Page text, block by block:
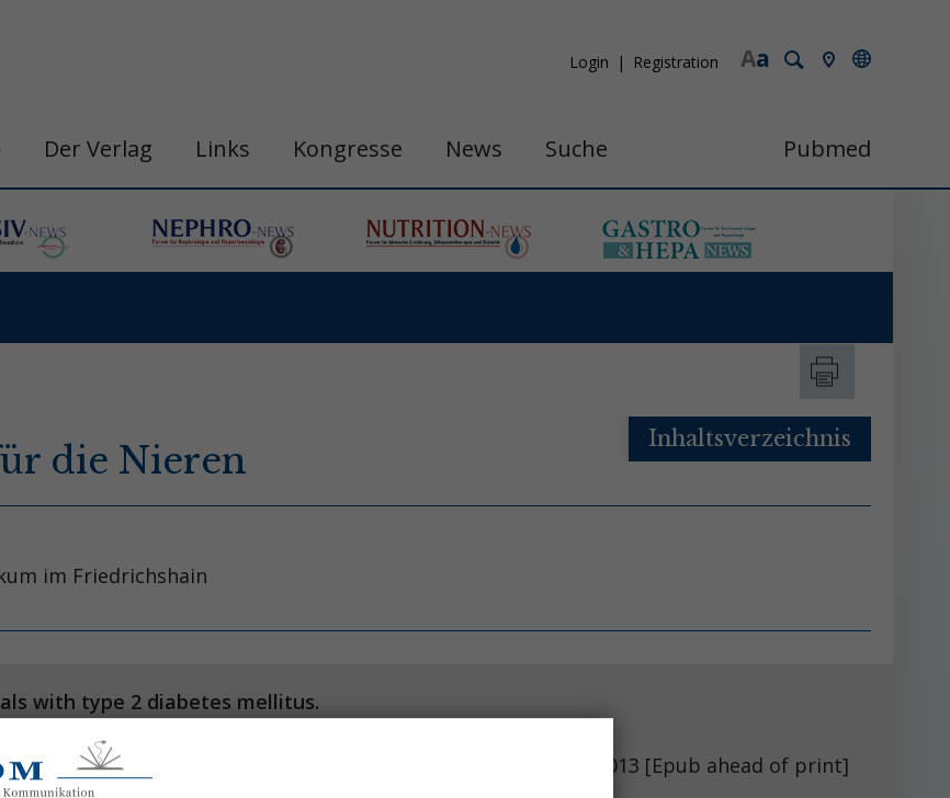
a
A
Login Registration
Der Verlag Links Kongresse News Suche Pubmed
die Nieren
im Friedrichshain
Inhaltsverzeichnis
with type 2 diabetes mellitus.
KK, et al. JAMA Intern Med 2013 [Epub ahead of print]